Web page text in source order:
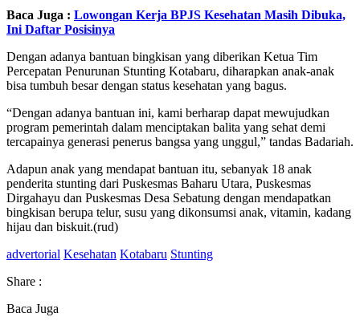
Baca Juga : Lowongan Kerja BPJS Kesehatan Masih Dibuka,
Ini Daftar Posisinya
Dengan adanya bantuan bingkisan yang diberikan Ketua Tim
Percepatan Penurunan Stunting Kotabaru, diharapkan anak-anak
bisa tumbuh besar dengan status kesehatan yang bagus.
“Dengan adanya bantuan ini, kami berharap dapat mewujudkan
program pemerintah dalam menciptakan balita yang sehat demi
tercapainya generasi penerus bangsa yang unggul,” tandas Badariah.
Adapun anak yang mendapat bantuan itu, sebanyak 18 anak
penderita stunting dari Puskesmas Baharu Utara, Puskesmas
Dirgahayu dan Puskesmas Desa Sebatung dengan mendapatkan
bingkisan berupa telur, susu yang dikonsumsi anak, vitamin, kadang
hijau dan biskuit.(rud)
advertorial Kesehatan Kotabaru Stunting
Share :
Baca Juga